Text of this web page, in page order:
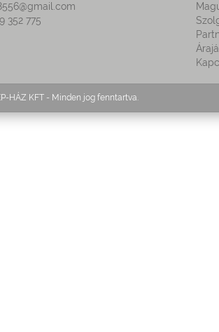
352 775
HÁZ KFT - Minden jog fenntartva.